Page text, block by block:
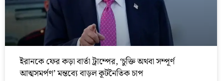
ইরানকে ফের কড়া বার্তা ট্রাম্পের, ‘চুক্তি অথবা সম্পূর্ণ
আত্মসমর্পণ’ মন্তব্যে বাড়ল কূটনৈতিক চাপ